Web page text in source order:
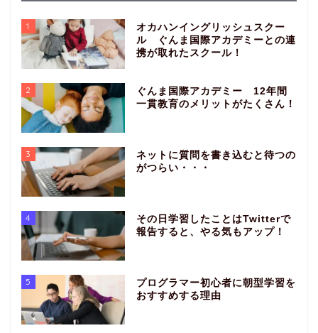
1
オカハンイングリッシュスクー
ル ぐんま国際アカデミーとの連
携が取れたスクール！
2
ぐんま国際アカデミー 12年間
一貫教育のメリットがたくさん！
3
ネットに質問を書き込むと待つの
がつらい・・・
4
その日学習したことはTwitterで
報告すると、やる気もアップ！
5
プログラマー初心者に朝型学習を
おすすめする理由